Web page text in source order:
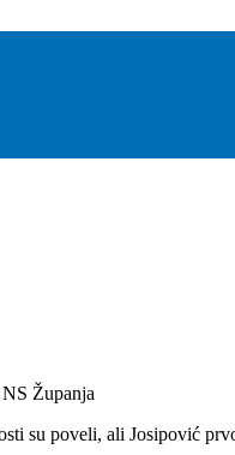
Županja
su poveli, ali Josipović